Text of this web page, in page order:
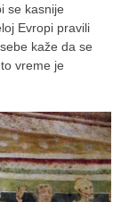
se kasnije
Evropi pravili
kaže da se
vreme je